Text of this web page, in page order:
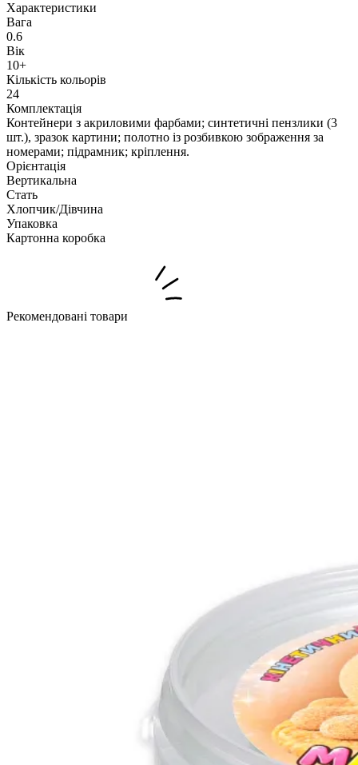
Характеристики
Вага
0.6
Вік
10+
Кількість кольорів
24
Комплектація
Контейнери з акриловими фарбами; синтетичні пензлики (3
шт.), зразок картини; полотно із розбивкою зображення за
номерами; підрамник; кріплення.
Орієнтація
Вертикальна
Стать
Хлопчик/Дiвчина
Упаковка
Картонна коробка
Рекомендовані товари